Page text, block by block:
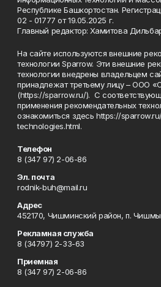
Республике Башкортостан.
02 - 01777 от 19.05.2025 г.
Главный редактор: Хамитова
На сайте используются внешние
технологии Sparrow. Эти внешние
технологии внедрены владельцем
принадлежат третьему лицу – ООО
(https://sparrow.ru/). С
применения рекомендательных
ознакомиться здесь https://
technologies.html.
Телефон
8 (347 97) 2-06-86
Эл. почта
rodnik-buh@mail.ru
Адрес
452170, Чишминский район, п.
Рекламная служба
8 (34797) 2-33-63
Приемная
8 (347 97) 2-06-86